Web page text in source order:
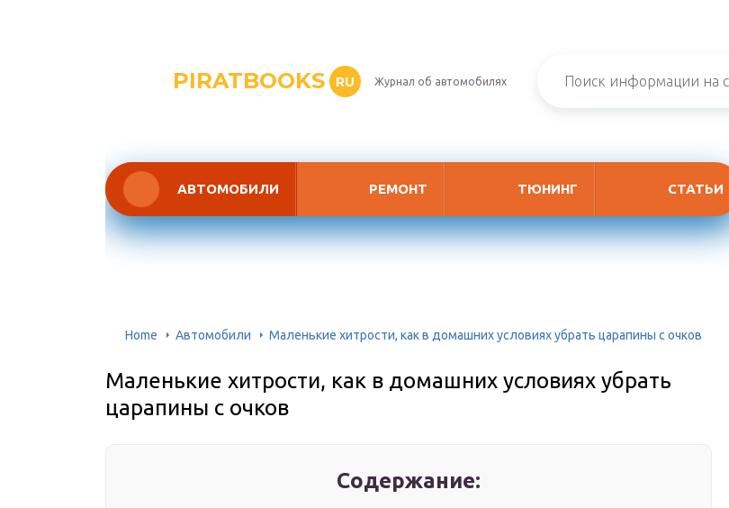
PIRATBOOKS RU Журнал об автомобилях
АВТОМОБИЛИ РЕМОНТ ТЮНИНГ СТАТЬИ
Home Автомобили Маленькие хитрости, как в домашних условиях убрать царапины с очков
Маленькие хитрости, как в домашних условиях убрать
царапины с очков
Содержание: